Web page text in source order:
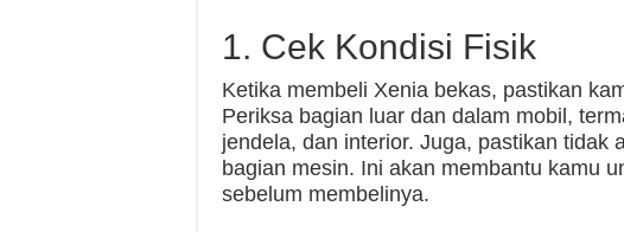
1. Cek Kondisi Fisik
Ketika membeli Xenia bekas, pastikan
Periksa bagian luar dan dalam mobil,
jendela, dan interior. Juga, pastikan tidak
bagian mesin. Ini akan membantu kamu
sebelum membelinya.